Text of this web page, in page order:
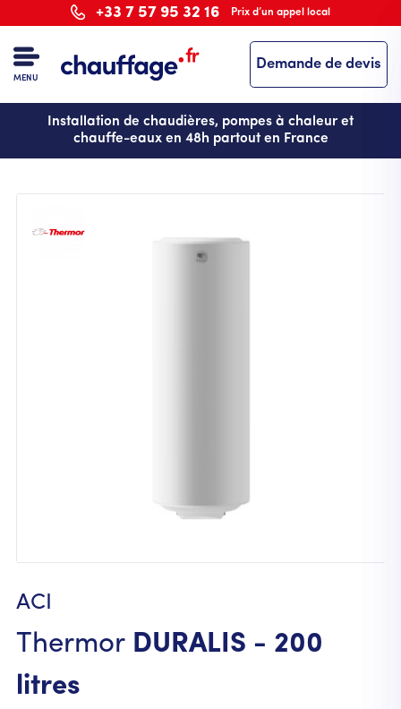
au
contenu
principal
+33 7 57 95 32 16 Prix d’un appel local
MENU
Demande de devis
Installation de chaudières, pompes à chaleur et
chauffe-eaux en 48h partout en France
ACI
ThermorDURALIS - 200
litres